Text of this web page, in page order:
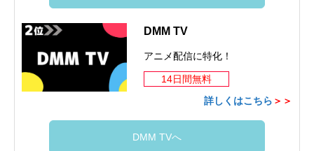
DMM TV
アニメ配信に特化！
14日間無料
詳しくはこちら ＞＞
DMM TVへ